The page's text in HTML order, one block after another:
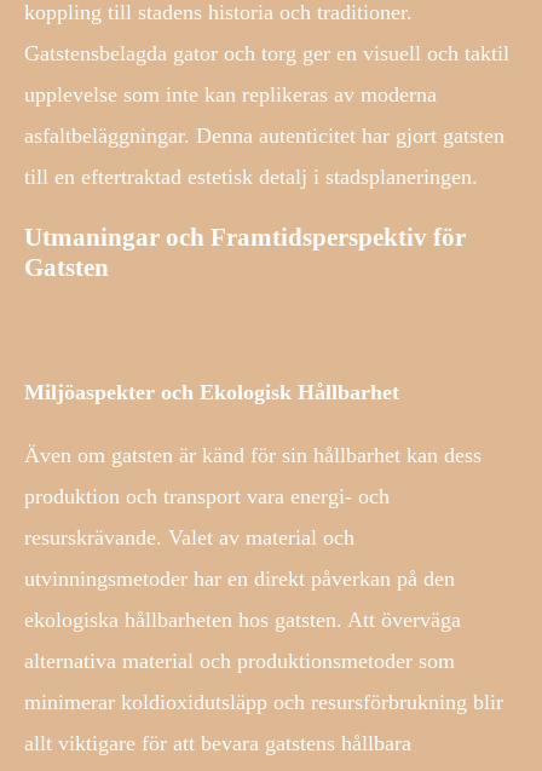
koppling till stadens historia och traditioner.
Gatstensbelagda gator och torg ger en visuell och taktil
upplevelse som inte kan replikeras av moderna
asfaltbeläggningar. Denna autenticitet har gjort gatsten
till en eftertraktad estetisk detalj i stadsplaneringen.
Utmaningar och Framtidsperspektiv för
Gatsten
Miljöaspekter och Ekologisk Hållbarhet
Även om gatsten är känd för sin hållbarhet kan dess
produktion och transport vara energi- och
resurskrävande. Valet av material och
utvinningsmetoder har en direkt påverkan på den
ekologiska hållbarheten hos gatsten. Att överväga
alternativa material och produktionsmetoder som
minimerar koldioxidutsläpp och resursförbrukning blir
allt viktigare för att bevara gatstens hållbara